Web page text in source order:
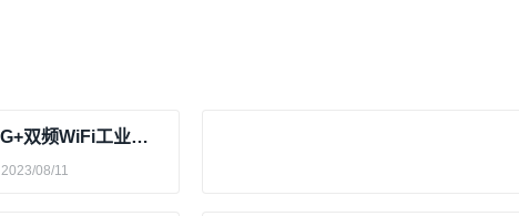
产品升级丨计讯物联双5G+双频WiFi工业网关TG463震撼来袭
2023/08/11